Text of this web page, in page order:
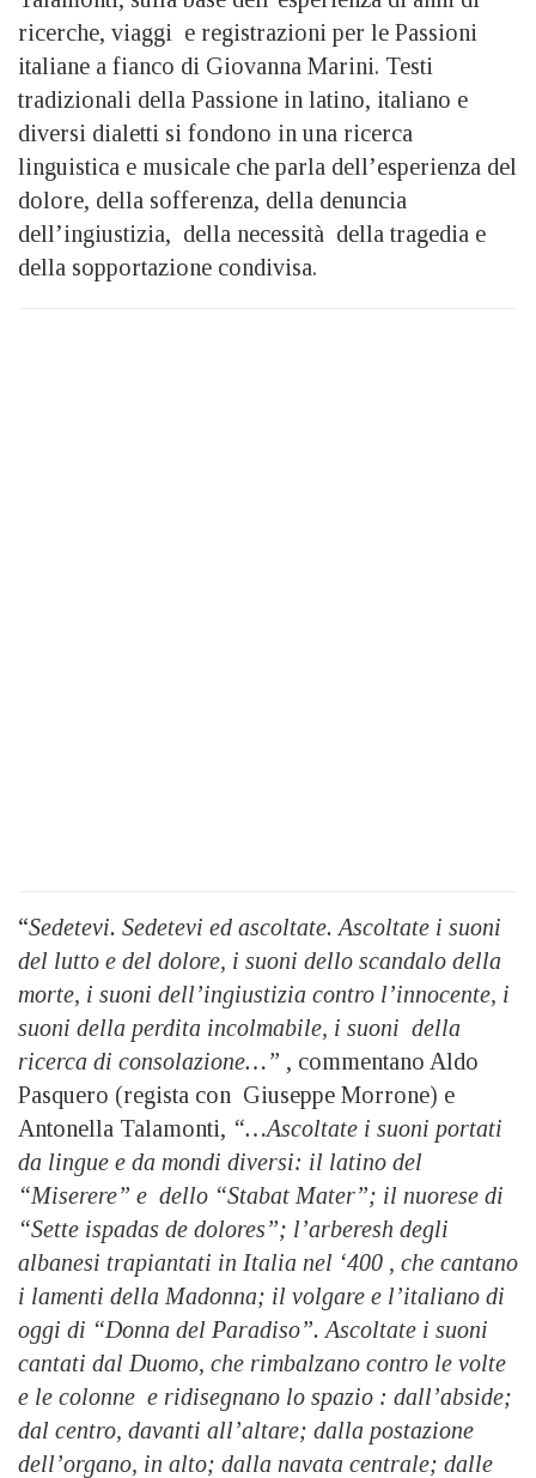
ricerche, viaggi e registrazioni per le Passioni
italiane a fianco di Giovanna Marini. Testi
tradizionali della Passione in latino, italiano e
diversi dialetti si fondono in una ricerca
linguistica e musicale che parla dell’esperienza del
dolore, della sofferenza, della denuncia
dell’ingiustizia, della necessità della tragedia e
della sopportazione condivisa.
“Sedetevi. Sedetevi ed ascoltate. Ascoltate i suoni
del lutto e del dolore, i suoni dello scandalo della
morte, i suoni dell’ingiustizia contro l’innocente, i
suoni della perdita incolmabile, i suoni della
ricerca di consolazione…” , commentano Aldo
Pasquero (regista con Giuseppe Morrone) e
Antonella Talamonti, “…Ascoltate i suoni portati
da lingue e da mondi diversi: il latino del
“Miserere” e dello “Stabat Mater”; il nuorese di
“Sette ispadas de dolores”; l’arberesh degli
albanesi trapiantati in Italia nel ‘400 , che cantano
i lamenti della Madonna; il volgare e l’italiano di
oggi di “Donna del Paradiso”. Ascoltate i suoni
cantati dal Duomo, che rimbalzano contro le volte
e le colonne e ridisegnano lo spazio : dall’abside;
dal centro, davanti all’altare; dalla postazione
dell’organo, in alto; dalla navata centrale; dalle